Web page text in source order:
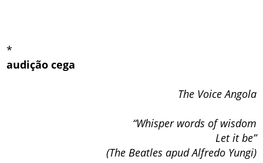
*
audição cega
The Voice Angola
“Whisper words of wisdom
Let it be”
(The Beatles apud Alfredo Yungi)